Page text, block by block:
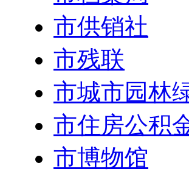
市供销社
市残联
市城市园林
市住房公积
市博物馆